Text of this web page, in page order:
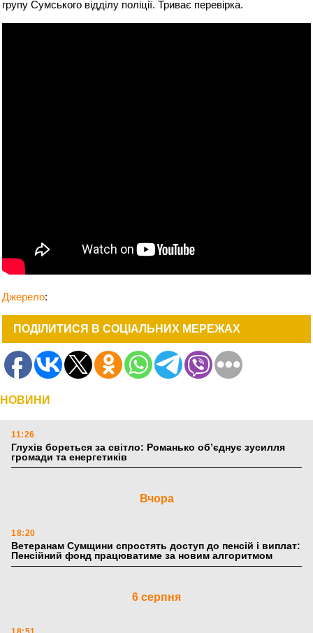
групу Сумського відділу поліції. Триває перевірка.
Джерело:
ПОДІЛИТИСЯ В СОЦІАЛЬНИХ МЕРЕЖАХ
НОВИНИ
11:26
Глухів бореться за світло: Романько об’єднує зусилля
громади та енергетиків
Вчора
18:20
Ветеранам Сумщини спростять доступ до пенсій і виплат:
Пенсійний фонд працюватиме за новим алгоритмом
6 серпня